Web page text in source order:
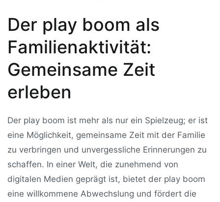
Der play boom als
Familienaktivität:
Gemeinsame Zeit
erleben
Der play boom ist mehr als nur ein Spielzeug; er ist
eine Möglichkeit, gemeinsame Zeit mit der Familie
zu verbringen und unvergessliche Erinnerungen zu
schaffen. In einer Welt, die zunehmend von
digitalen Medien geprägt ist, bietet der play boom
eine willkommene Abwechslung und fördert die